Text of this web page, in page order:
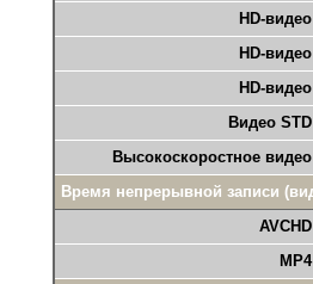
HD-видео
HD-видео
HD-видео
Видео STD
Высокоскоростное видео
Время непрерывной записи
AVCHD
MP4